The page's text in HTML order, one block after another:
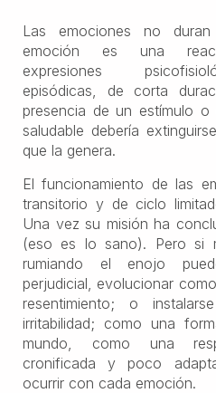
Las emociones no
emoción es una
expresiones
episódicas, de corta
presencia de un estímulo
saludable debería
que la genera.
El funcionamiento de las
transitorio y de ciclo
Una vez su misión ha
(eso es lo sano). Pero si
rumiando el enojo
perjudicial, evolucionar
resentimiento; o
irritabilidad; como una
mundo, como una
cronificada y poco
ocurrir con cada emoción.